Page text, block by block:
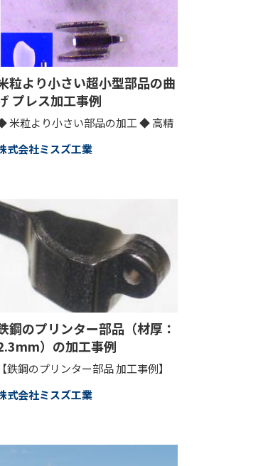
粒より小さい超小型部品の曲
プレス加工事例
米粒より小さい部品の加工 ◆ 高精
式会社ミスズ工業
鋼のプリンター部品（材厚：
）の加工事例
【鉄鋼のプリンター部品 加工事例】
式会社ミスズ工業